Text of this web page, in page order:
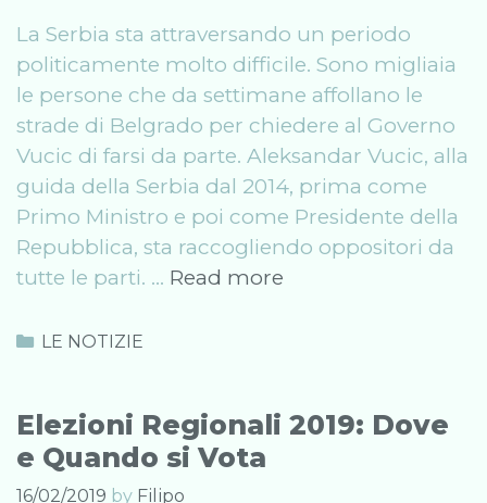
La Serbia sta attraversando un periodo
politicamente molto difficile. Sono migliaia
le persone che da settimane affollano le
strade di Belgrado per chiedere al Governo
Vucic di farsi da parte. Aleksandar Vucic, alla
guida della Serbia dal 2014, prima come
Primo Ministro e poi come Presidente della
Repubblica, sta raccogliendo oppositori da
tutte le parti. … Read more
Governo
Categories
LE NOTIZIE
Elezioni Regionali 2019: Dove
e Quando si Vota
16/02/2019 by Filipo